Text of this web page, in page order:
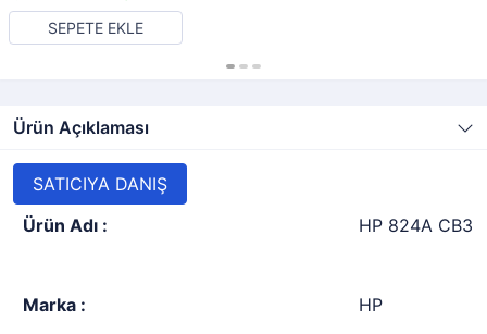
SEPETE EKLE
Ürün Açıklaması
SATICIYA DANIŞ
Ürün Adı :
HP 824A
Marka : HP